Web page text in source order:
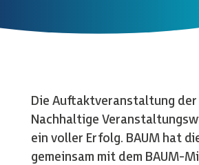
Die Auftaktveranstaltung
Nachhaltige
ein voller Erfolg. BAUM hat
gemeinsam mit dem BAUM-